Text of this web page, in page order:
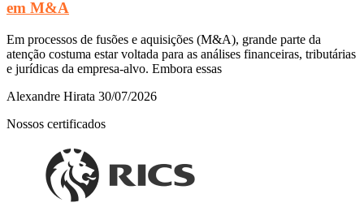
em M&A
Em processos de fusões e aquisições (M&A), grande parte da
atenção costuma estar voltada para as análises financeiras, tributárias
e jurídicas da empresa-alvo. Embora essas
Alexandre Hirata 30/07/2026
Nossos certificados